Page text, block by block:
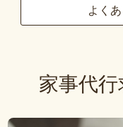
よく
家事代